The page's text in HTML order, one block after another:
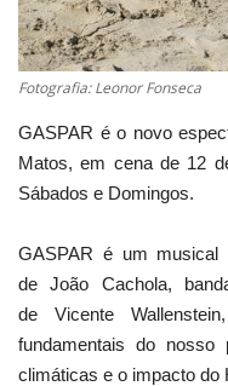
Fotografia: Leonor Fonseca
GASPAR é o novo
Matos, em cena de 12
Sábados e Domingos.
GASPAR é um
de João Cachola,
de Vicente
fundamentais do nosso
climáticas e o impacto do